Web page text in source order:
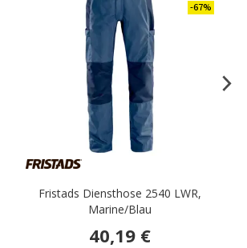
-67%
Fristads Diensthose 2540 LWR,
Marine/Blau
40,19 €